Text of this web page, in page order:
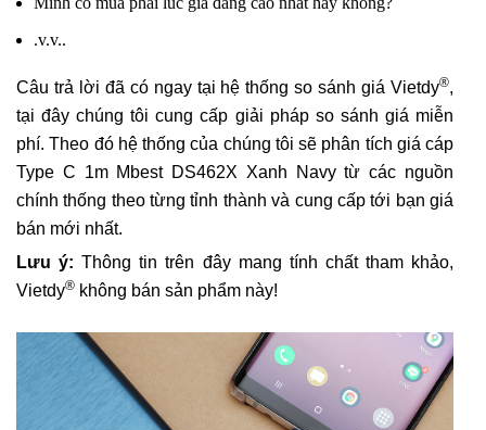
.v.v..
Câu trả lời đã có ngay tại hệ thống so sánh giá Vietdy®,
tại đây chúng tôi cung cấp giải pháp so sánh giá miễn
phí. Theo đó hệ thống của chúng tôi sẽ phân tích giá cáp
Type C 1m Mbest DS462X Xanh Navy từ các nguồn
chính thống theo từng tỉnh thành và cung cấp tới bạn giá
bán mới nhất.
Lưu ý: Thông tin trên đây mang tính chất tham khảo,
Vietdy® không bán sản phẩm này!